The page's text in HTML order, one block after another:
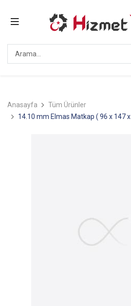
Anasayfa
Tüm Ürünler
14.10 mm Elmas Matkap ( 96 x 147